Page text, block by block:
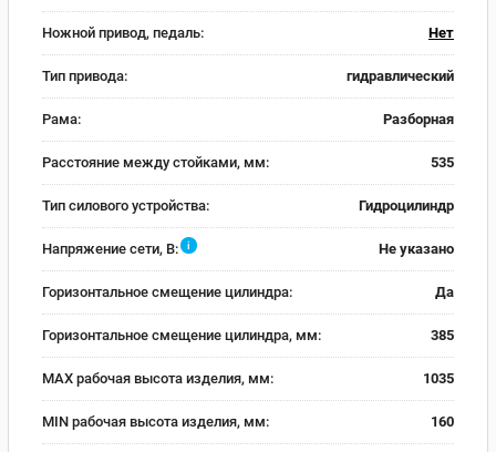
Ножной привод, педаль: Нет
Тип привода: гидравлический
Рама: Разборная
Расстояние между стойками, мм: 535
Тип силового устройства: Гидроцилиндр
Напряжение сети, В: i Не указано
Горизонтальное смещение цилиндра: Да
Горизонтальное смещение цилиндра, мм: 385
MAX рабочая высота изделия, мм: 1035
MIN рабочая высота изделия, мм: 160